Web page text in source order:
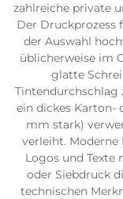
zahlreiche private
Der
der Auswahl
üblicherweise im
glatte
Tintendurchschlag
ein dickes Karton-
mm stark)
verleiht.
Logos und
oder Siebdruck
technischen